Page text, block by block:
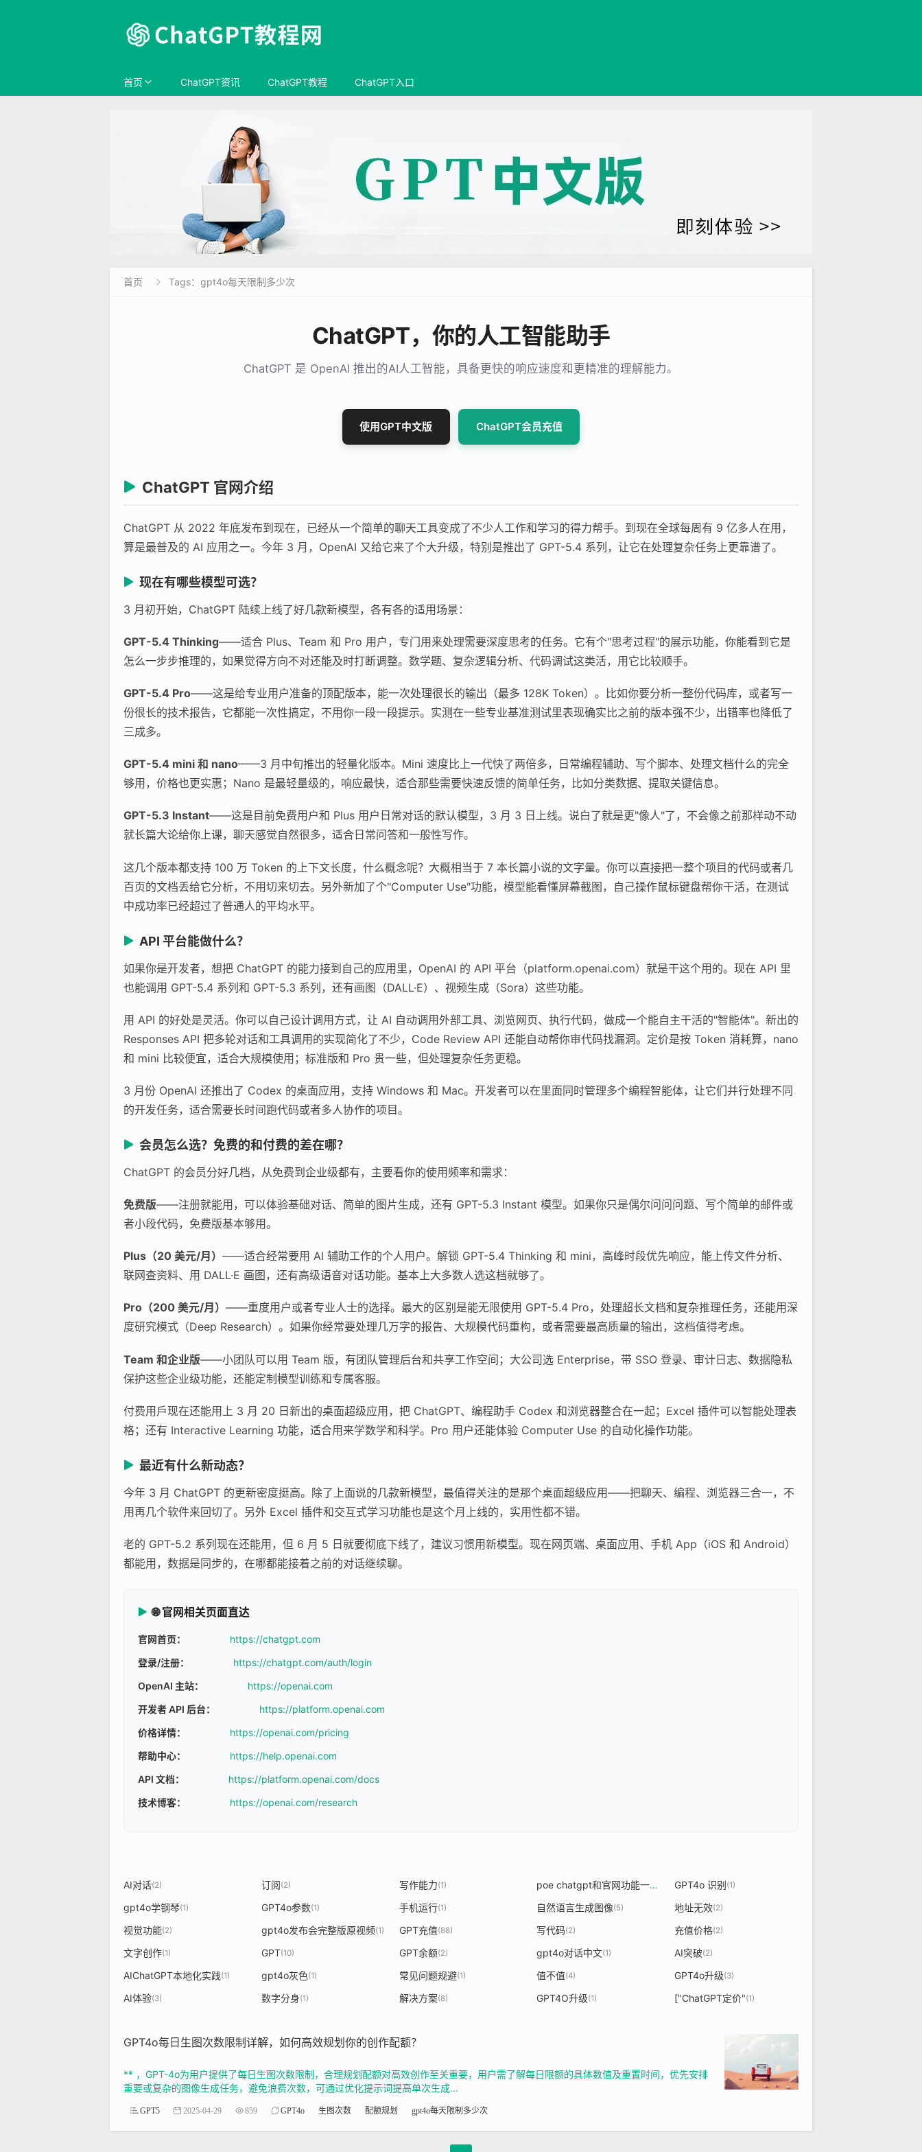
首页 ChatGPT资讯 ChatGPT教程 ChatGPT入口
首页  Tags：gpt4o每天限制多少次
ChatGPT，你的人工智能助手
ChatGPT 是 OpenAI 推出的AI人工智能，具备更快的响应速度和更精准的理解能力。
使用GPT中文版 ChatGPT会员充值
ChatGPT 官网介绍
ChatGPT 从 2022 年底发布到现在，已经从一个简单的聊天工具变成了不少人工作和学习的得力帮手。到现在全球每周有 9 亿多人在用，
算是最普及的 AI 应用之一。今年 3 月，OpenAI 又给它来了个大升级，特别是推出了 GPT-5.4 系列，让它在处理复杂任务上更靠谱了。
现在有哪些模型可选？
3 月初开始，ChatGPT 陆续上线了好几款新模型，各有各的适用场景：
GPT-5.4 Thinking——适合 Plus、Team 和 Pro 用户，专门用来处理需要深度思考的任务。它有个"思考过程"的展示功能，你能看到它是
怎么一步步推理的，如果觉得方向不对还能及时打断调整。数学题、复杂逻辑分析、代码调试这类活，用它比较顺手。
GPT-5.4 Pro——这是给专业用户准备的顶配版本，能一次处理很长的输出（最多 128K Token）。比如你要分析一整份代码库，或者写一
份很长的技术报告，它都能一次性搞定，不用你一段一段提示。实测在一些专业基准测试里表现确实比之前的版本强不少，出错率也降低了
三成多。
GPT-5.4 mini 和 nano——3 月中旬推出的轻量化版本。Mini 速度比上一代快了两倍多，日常编程辅助、写个脚本、处理文档什么的完全
够用，价格也更实惠；Nano 是最轻量级的，响应最快，适合那些需要快速反馈的简单任务，比如分类数据、提取关键信息。
GPT-5.3 Instant——这是目前免费用户和 Plus 用户日常对话的默认模型，3 月 3 日上线。说白了就是更"像人"了，不会像之前那样动不动
就长篇大论给你上课，聊天感觉自然很多，适合日常问答和一般性写作。
这几个版本都支持 100 万 Token 的上下文长度，什么概念呢？大概相当于 7 本长篇小说的文字量。你可以直接把一整个项目的代码或者几
百页的文档丢给它分析，不用切来切去。另外新加了个"Computer Use"功能，模型能看懂屏幕截图，自己操作鼠标键盘帮你干活，在测试
中成功率已经超过了普通人的平均水平。
API 平台能做什么？
如果你是开发者，想把 ChatGPT 的能力接到自己的应用里，OpenAI 的 API 平台（platform.openai.com）就是干这个用的。现在 API 里
也能调用 GPT-5.4 系列和 GPT-5.3 系列，还有画图（DALL·E）、视频生成（Sora）这些功能。
用 API 的好处是灵活。你可以自己设计调用方式，让 AI 自动调用外部工具、浏览网页、执行代码，做成一个能自主干活的"智能体"。新出的
Responses API 把多轮对话和工具调用的实现简化了不少，Code Review API 还能自动帮你审代码找漏洞。定价是按 Token 消耗算，nano
和 mini 比较便宜，适合大规模使用；标准版和 Pro 贵一些，但处理复杂任务更稳。
3 月份 OpenAI 还推出了 Codex 的桌面应用，支持 Windows 和 Mac。开发者可以在里面同时管理多个编程智能体，让它们并行处理不同
的开发任务，适合需要长时间跑代码或者多人协作的项目。
会员怎么选？免费的和付费的差在哪？
ChatGPT 的会员分好几档，从免费到企业级都有，主要看你的使用频率和需求：
免费版——注册就能用，可以体验基础对话、简单的图片生成，还有 GPT-5.3 Instant 模型。如果你只是偶尔问问问题、写个简单的邮件或
者小段代码，免费版基本够用。
Plus（20 美元/月） ——适合经常要用 AI 辅助工作的个人用户。解锁 GPT-5.4 Thinking 和 mini，高峰时段优先响应，能上传文件分析、
联网查资料、用 DALL·E 画图，还有高级语音对话功能。基本上大多数人选这档就够了。
Pro（200 美元/月） ——重度用户或者专业人士的选择。最大的区别是能无限使用 GPT-5.4 Pro，处理超长文档和复杂推理任务，还能用深
度研究模式（Deep Research）。如果你经常要处理几万字的报告、大规模代码重构，或者需要最高质量的输出，这档值得考虑。
Team 和企业版——小团队可以用 Team 版，有团队管理后台和共享工作空间；大公司选 Enterprise，带 SSO 登录、审计日志、数据隐私
保护这些企业级功能，还能定制模型训练和专属客服。
付费用戶现在还能用上 3 月 20 日新出的桌面超级应用，把 ChatGPT、编程助手 Codex 和浏览器整合在一起；Excel 插件可以智能处理表
格；还有 Interactive Learning 功能，适合用来学数学和科学。Pro 用户还能体验 Computer Use 的自动化操作功能。
最近有什么新动态？
今年 3 月 ChatGPT 的更新密度挺高。除了上面说的几款新模型，最值得关注的是那个桌面超级应用——把聊天、编程、浏览器三合一，不
用再几个软件来回切了。另外 Excel 插件和交互式学习功能也是这个月上线的，实用性都不错。
老的 GPT-5.2 系列现在还能用，但 6 月 5 日就要彻底下线了，建议习惯用新模型。现在网页端、桌面应用、手机 App（iOS 和 Android）
都能用，数据是同步的，在哪都能接着之前的对话继续聊。
🌐 官网相关页面直达
官网首页：
https://chatgpt.com
登录/注册：
https://chatgpt.com/auth/login
OpenAI 主站：
https://openai.com
开发者 API 后台：
https://platform.openai.com
价格详情：
https://openai.com/pricing
帮助中心：
https://help.openai.com
API 文档：
https://platform.openai.com/docs
技术博客：
https://openai.com/research
AI对话(2) 订阅(2) 写作能力(1) poe chatgpt和官网功能一样吗 (1)GPT4o 识别(1)
gpt4o学钢琴(1) GPT4o参数(1) 手机运行(1) 自然语言生成图像(5) 地址无效(2)
视觉功能(2) gpt4o发布会完整版原视频(1) GPT充值(88) 写代码(2) 充值价格(2)
文字创作(1) GPT(10) GPT余额(2) gpt4o对话中文(1) AI突破(2)
AIChatGPT本地化实践(1) gpt4o灰色(1) 常见问题规避(1) 值不值(4) GPT4o升级(3)
AI体验(3) 数字分身(1) 解决方案(8) GPT4O升级(1) ["ChatGPT定价"(1)
GPT4o每日生图次数限制详解，如何高效规划你的创作配额？
** ，GPT-4o为用户提供了每日生图次数限制，合理规划配额对高效创作至关重要，用户需了解每日限额的具体数值及重置时间，优先安排
重要或复杂的图像生成任务，避免浪费次数，可通过优化提示词提高单次生成...
GPT5 2025-04-29 859 GPT4o 生图次数 配额规划 gpt4o每天限制多少次